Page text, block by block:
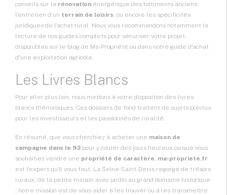
conseils sur la rénovation énergétique des bâtiments anciens,
l'entretien d'un terrain de loisirs, ou encore les spécificités
juridiques de l'achat rural. Nous vous recommandons notamment la
lecture de nos guides complets pour sécuriser votre projet,
disponibles sur le blog de Ma-Propriété ou dans notre guide d'achat
d'une exploitation agricole.
Les Livres Blancs
Pour aller plus loin, nous mettons à votre disposition des livres
blancs thématiques. Ces dossiers de fond traitent de sujets pointus
pour les investisseurs et les passionnés de ruralité.
En résumé, que vous cherchiez à acheter une maison de
campagne dans le 93 pour y couler des jours heureux ou que vous
souhaitiez vendre une propriété de caractère, ma-propriete.fr
est l'expert qu'il vous faut. La Seine-Saint-Denis regorge de trésors
ruraux, de la petite maison avec jardin au grand domaine historique
; notre mission est de vous aider à les trouver ou à les transmettre